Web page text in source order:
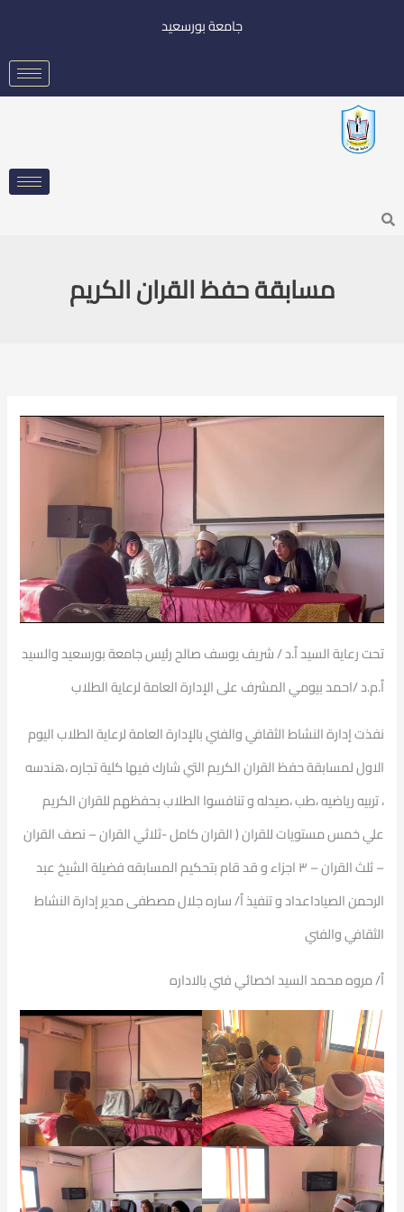
جامعة بورسعيد
Search
مسابقة حفظ القران الكريم
تحت رعاية السيد ٱ.د / شريف يوسف صالح رئيس جامعة بورسعيد والسيد
ٱ.م.د /احمد بيومي المشرف على الإدارة العامة لرعاية الطلاب
نفذت إدارة النشاط الثقافي والفني بالإدارة العامة لرعاية الطلاب اليوم
الاول لمسابقة حفظ القران الكريم التي شارك فيها كلية تجاره ،هندسه
، تربيه رياضيه ،طب ،صيدله و تنافسوا الطلاب بحفظهم للقران الكريم
علي خمس مستويات للقران ( القران كامل -ثلاثي القران – نصف القران
– ثلث القران – ٣ اجزاء و قد قام بتحكيم المسابقه فضيلة الشيخ عبد
الرحمن الصياداعداد و تنفيذ ٱ/ ساره جلال مصطفى مدير إدارة النشاط
الثقافي والفني
ٱ/ مروه محمد السيد اخصائي فني بالاداره